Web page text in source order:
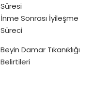
Süresi
İnme Sonrası İyileşme
Süreci
Beyin Damar Tıkanıklığı
Belirtileri